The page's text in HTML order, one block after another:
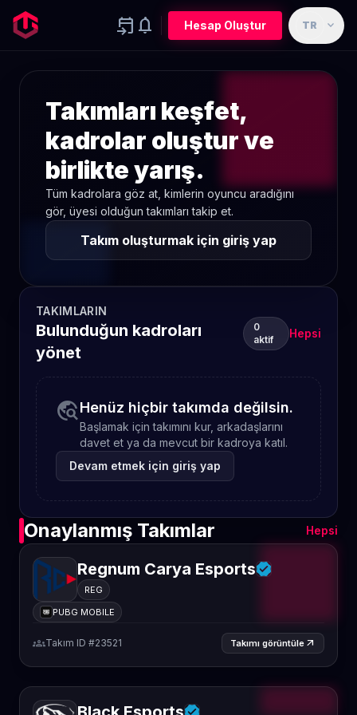
event_upcoming notifications Hesap Oluştur TR expand_more
Takımları keşfet,
kadrolar oluştur ve
birlikte yarış.
Tüm kadrolara göz at, kimlerin oyuncu aradığını
gör, üyesi olduğun takımları takip et.
Takım oluşturmak için giriş yap
TAKIMLARIN
Bulunduğun kadroları
yönet
0
aktif
Hepsi
travel_exploreHenüz hiçbir takımda değilsin.
Başlamak için takımını kur, arkadaşlarını
davet et ya da mevcut bir kadroya katıl.
Devam etmek için giriş yap
Onaylanmış Takımlar Hepsi
Regnum Carya Esports
REG
PUBG MOBILE
groupsTakım ID #23521 Takımı görüntüle arrow_outward